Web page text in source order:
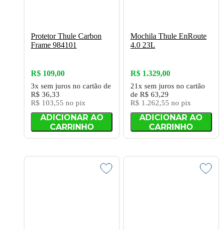
Protetor Thule Carbon
Frame 984101
R$ 109,00
3x sem juros no cartão de
R$ 36,33
R$ 103,55 no pix
ADICIONAR AO
CARRINHO
Mochila Thule EnRoute
4.0 23L
R$ 1.329,00
21x sem juros no cartão
de R$ 63,29
R$ 1.262,55 no pix
ADICIONAR AO
CARRINHO